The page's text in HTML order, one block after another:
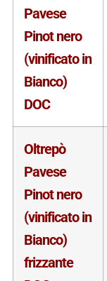
Pavese
Pinot nero
(vinificato in
Bianco)
DOC
Oltrepò
Pavese
Pinot nero
(vinificato in
Bianco)
frizzante